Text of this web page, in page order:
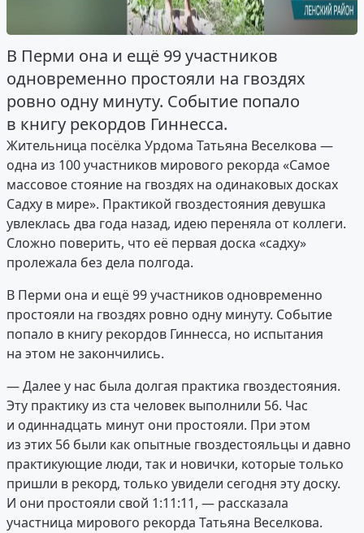
В Перми она и ещё 99 участников
одновременно простояли на гвоздях
ровно одну минуту. Событие попало
в книгу рекордов Гиннесса.
Жительница посёлка Урдома Татьяна Веселкова —
одна из 100 участников мирового рекорда «Самое
массовое стояние на гвоздях на одинаковых досках
Садху в мире». Практикой гвоздестояния девушка
увлеклась два года назад, идею переняла от коллеги.
Сложно поверить, что её первая доска «садху»
пролежала без дела полгода.
В Перми она и ещё 99 участников одновременно
простояли на гвоздях ровно одну минуту. Событие
попало в книгу рекордов Гиннесса, но испытания
на этом не закончились.
— Далее у нас была долгая практика гвоздестояния.
Эту практику из ста человек выполнили 56. Час
и одиннадцать минут они простояли. При этом
из этих 56 были как опытные гвоздестояльцы и давно
практикующие люди, так и новички, которые только
пришли в рекорд, только увидели сегодня эту доску.
И они простояли свой 1:11:11, — рассказала
участница мирового рекорда Татьяна Веселкова.